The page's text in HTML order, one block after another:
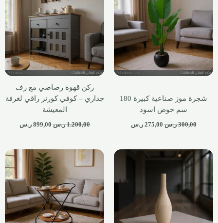
شجرة موز صناعية كبيرة 180
سم حوض اسود
300,00 ر.س 275,00 ر.س
ركن قهوة رصاصي مع رف
جداري – كوفي كورنر راقي لغرفة
المعيشة
1.200,00 ر.س 899,00 ر.س